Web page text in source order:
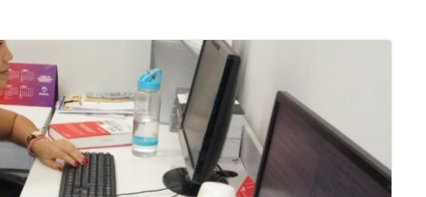
nas ruas e
à
reforma urgente
ônibus e
para
em Manaus